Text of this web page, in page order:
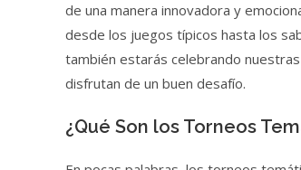
de una manera innovadora y
desde los juegos típicos hasta los
también estarás celebrando
disfrutan de un buen desafío.
¿Qué Son los Torneos